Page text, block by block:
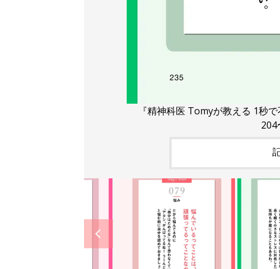
『精神科医 Tomyが教える 1秒
204